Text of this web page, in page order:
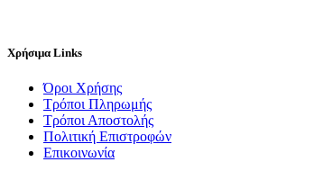
Χρήσιμα Links
Όροι Χρήσης
Τρόποι Πληρωμής
Τρόποι Αποστολής
Πολιτική Επιστροφών
Επικοινωνία